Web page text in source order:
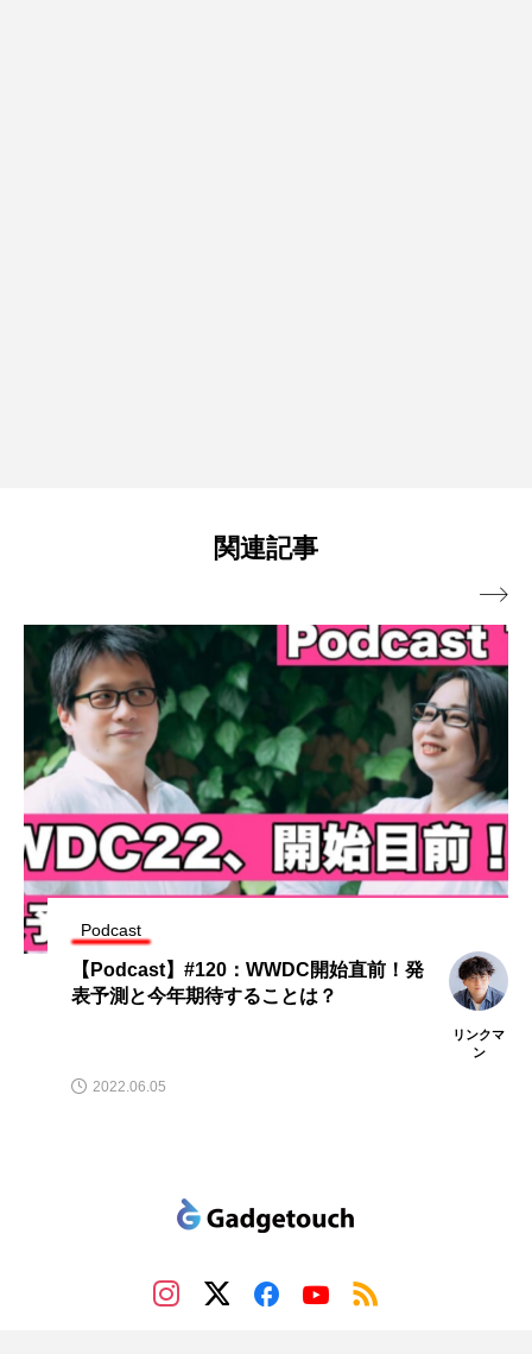
関連記事
Podcast
【Podcast】#120：WWDC開始直前！発
表予測と今年期待することは？
リンクマ
ン
2022.06.05
